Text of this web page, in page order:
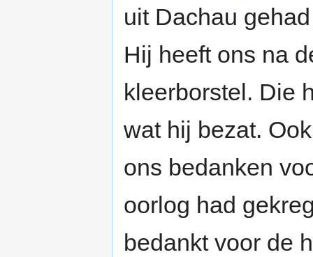
uit Dachau
Hij heeft ons na
kleerborstel. Die
wat hij bezat.
ons bedanken
oorlog had
bedankt voor de